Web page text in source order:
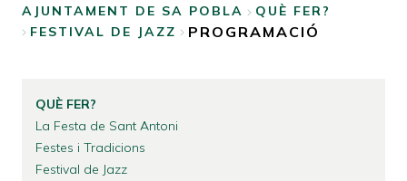
Què
Tràmits
NextGenerationEU
FIL
AJUNTAMENT DE SA POBLA
QUÈ FER?
FESTIVAL DE JAZZ
PROGRAMACIÓ
QUÈ FER?
La Festa de Sant Antoni
Festes i Tradicions
Festival de Jazz